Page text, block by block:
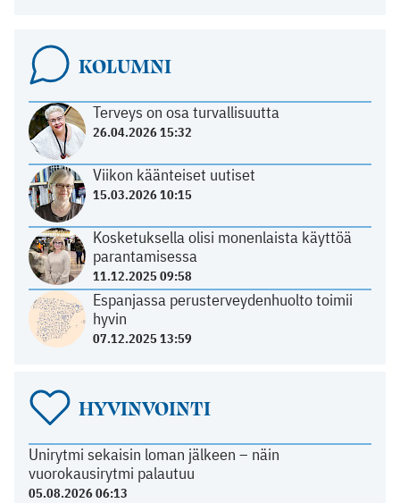
KOLUMNI
Terveys on osa turvallisuutta
26.04.2026 15:32
Viikon käänteiset uutiset
15.03.2026 10:15
Kosketuksella olisi monenlaista käyttöä
parantamisessa
11.12.2025 09:58
Espanjassa perusterveydenhuolto toimii
hyvin
07.12.2025 13:59
HYVINVOINTI
Unirytmi sekaisin loman jälkeen – näin
vuorokausirytmi palautuu
05.08.2026 06:13